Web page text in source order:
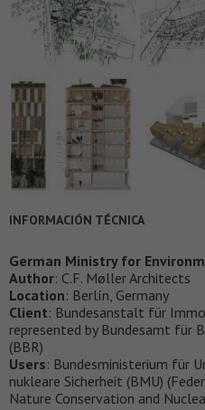
INFORMACIÓN TÉCNICA
German Ministry for
Author: C.F. Møller Architects
Location: Berlín, Germany
Client: Bundesanstalt für
represented by Bundesamt für
(BBR)
Users: Bundesministerium für
nukleare Sicherheit (BMU)
Nature Conservation and